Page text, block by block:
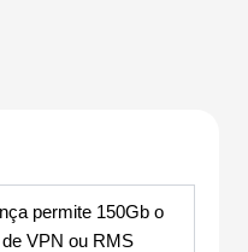
permite 150Gb o
VPN ou RMS